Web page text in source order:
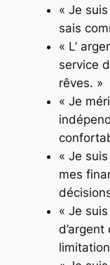
« Je
sais
« L’
service
rêves. »
« Je
« Je
mes
« Je